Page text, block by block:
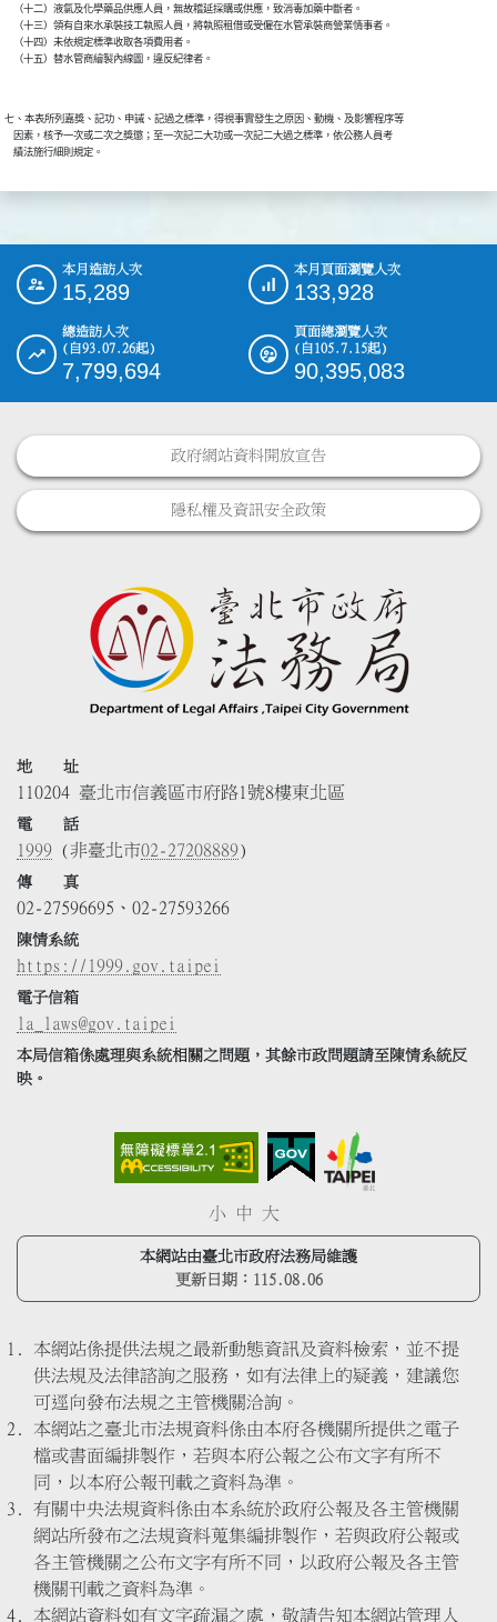
    （十二）液氯及化學藥品供應人員，無故稽延採購或供應，致消毒加藥中斷者。
    （十三）領有自來水承裝技工執照人員，將執照租借或受僱在水管承裝商營業情事者。
    （十四）未依規定標準收取各項費用者。
七、本表所列嘉獎、記功、申誡、記過之標準，得視事實發生之原因、動機、及影響程序等
    因素，核予一次或二次之獎懲；至一次記二大功或一次記二大過之標準，依公務人員考
::: 本月造訪人次
15,289
本月頁面瀏覽人次
133,928
總造訪人次
(自93.07.26起)
7,799,694
頁面總瀏覽人次
(自105.7.15起)
90,395,083
政府網站資料開放宣告
隱私權及資訊安全政策
地 址
110204 臺北市信義區市府路1號8樓東北區
電 話
1999 (非臺北市02-27208889)
傳 真
02-27596695、02-27593266
陳情系統
https://1999.gov.taipei
電子信箱
la_laws@gov.taipei
本局信箱係處理與系統相關之問題，其餘市政問題請至陳情系統反
映。
小 中 大
本網站由臺北市政府法務局維護
更新日期： 115.08.06
本網站係提供法規之最新動態資訊及資料檢索，並不提
供法規及法律諮詢之服務，如有法律上的疑義，建議您
可逕向發布法規之主管機關洽詢。
本網站之臺北市法規資料係由本府各機關所提供之電子
檔或書面編排製作，若與本府公報之公布文字有所不
同，以本府公報刊載之資料為準。
有關中央法規資料係由本系統於政府公報及各主管機關
網站所發布之法規資料蒐集編排製作，若與政府公報或
各主管機關之公布文字有所不同，以政府公報及各主管
機關刊載之資料為準。
本網站資料如有文字疏漏之處，敬請告知本網站管理人